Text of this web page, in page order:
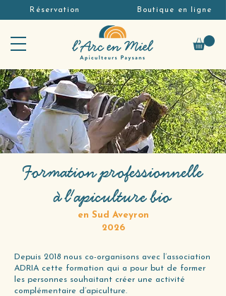
Réservation Boutique en ligne
Formation professionnelle
à l'apiculture bio
en Sud Aveyron
2026
Depuis 2018 nous co-organisons avec l’association
ADRIA cette formation qui a pour but de former
les personnes souhaitant créer une activité
complémentaire d’apiculture.